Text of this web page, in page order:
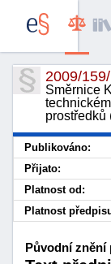
2009/
Směrnice
prostředků
Publikováno:
Přijato:
Platnost od:
Platnost
Původní znění